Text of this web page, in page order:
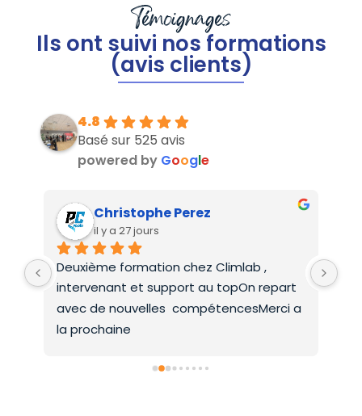
Témoignages
Ils ont suivi nos formations
(avis clients)
4.8
Basé sur 525 avis
powered by Google
Christophe Perez
il y a 27 jours
Deuxième formation chez Climlab ,
intervenant et support au topOn repart
avec de nouvelles  compétencesMerci a
la prochaine